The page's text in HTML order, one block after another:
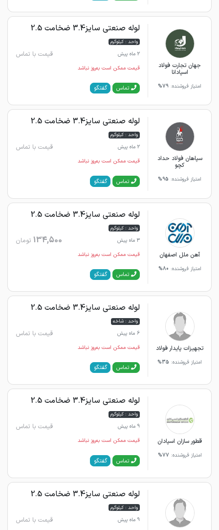
جهان تجارت فولاد
اسپادانا
امتیاز فروشنده: 79%
لوله صنعتی سایز3.4 ضخامت 2.5
واحد : کیلوگرم
2 ماه پیش
قیمت با تماس
قیمت ممکن است به‌روز نباشد
تماس گفتگو
سپاهان فولاد حداد
کچو
امتیاز فروشنده: 95%
لوله صنعتی سایز3.4 ضخامت 2.5
واحد : کیلوگرم
2 ماه پیش
قیمت با تماس
قیمت ممکن است به‌روز نباشد
تماس گفتگو
آهن ملل اصفهان
امتیاز فروشنده: 80%
لوله صنعتی سایز3.4 ضخامت 2.5
واحد : کیلوگرم
3 ماه پیش
134,500 تومان
قیمت ممکن است به‌روز نباشد
تماس گفتگو
تجهیزات پایدار فولاد
امتیاز فروشنده: 35%
لوله صنعتی سایز3.4 ضخامت 2.5
واحد : شاخه
6 ماه پیش
قیمت با تماس
قیمت ممکن است به‌روز نباشد
تماس گفتگو
قطور سازان اسپادان
امتیاز فروشنده: 77%
لوله صنعتی سایز3.4 ضخامت 2.5
واحد : کیلوگرم
9 ماه پیش
قیمت با تماس
قیمت ممکن است به‌روز نباشد
تماس گفتگو
لوله صنعتی سایز3.4 ضخامت 2.5
واحد : کیلوگرم
9 ماه پیش
قیمت با تماس